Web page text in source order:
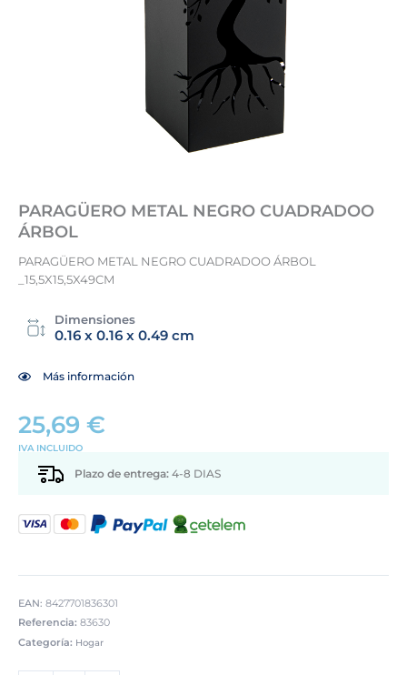
PARAGÜERO METAL NEGRO CUADRADOO
ÁRBOL
PARAGÜERO METAL NEGRO CUADRADOO ÁRBOL
_15,5X15,5X49CM
Dimensiones
0.16 x 0.16 x 0.49 cm
Más información
25,69 €
IVA INCLUIDO
Plazo de entrega: 4-8 DIAS
EAN: 8427701836301
Referencia: 83630
Categoría: Hogar